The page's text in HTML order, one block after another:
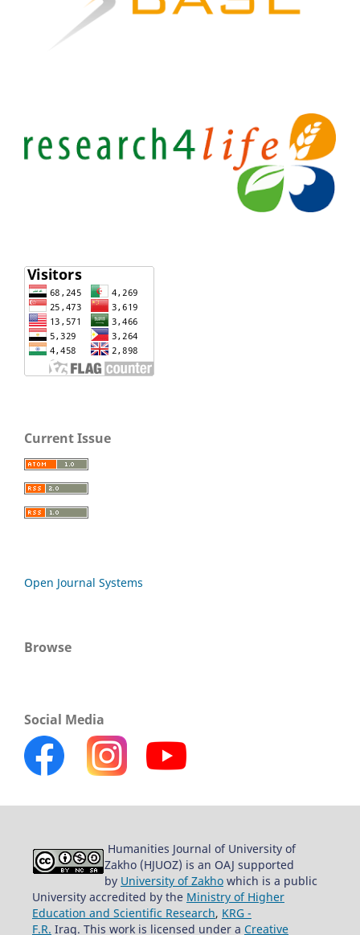
Current Issue
Open Journal Systems
Browse
Social Media
Humanities Journal of University of
Zakho (HJUOZ) is an OAJ supported
by University of Zakho which is a public
University accredited by the Ministry of Higher
Education and Scientific Research, KRG -
F.R. Iraq. This work is licensed under a Creative